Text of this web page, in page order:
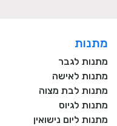
מתנות
מתנות לגבר
מתנות לאישה
מתנות לבת מצוה
מתנות לגיוס
מתנות ליום נישואין